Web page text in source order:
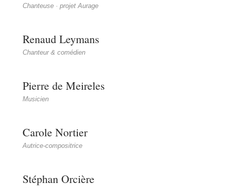
Chanteuse · projet Aurage
Renaud Leymans
Chanteur & comédien
Pierre de Meireles
Musicien
Carole Nortier
Autrice-compositrice
Stéphan Orcière